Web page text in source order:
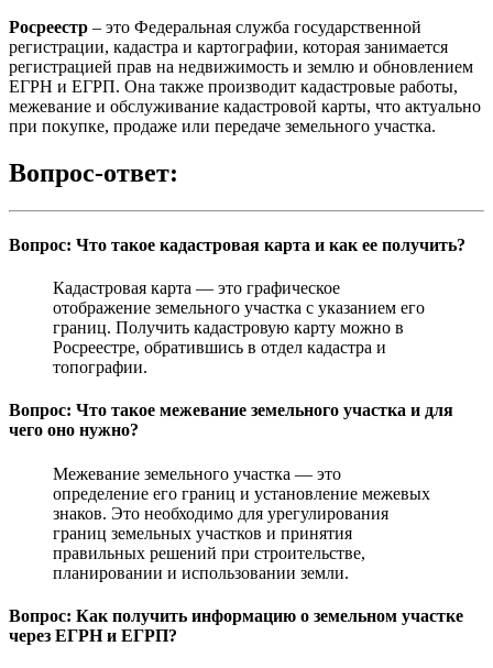
Росреестр – это Федеральная служба государственной
регистрации, кадастра и картографии, которая занимается
регистрацией прав на недвижимость и землю и обновлением
ЕГРН и ЕГРП. Она также производит кадастровые работы,
межевание и обслуживание кадастровой карты, что актуально
при покупке, продаже или передаче земельного участка.
Вопрос-ответ:
Вопрос: Что такое кадастровая карта и как ее получить?
Кадастровая карта — это графическое
отображение земельного участка с указанием его
границ. Получить кадастровую карту можно в
Росреестре, обратившись в отдел кадастра и
топографии.
Вопрос: Что такое межевание земельного участка и для
чего оно нужно?
Межевание земельного участка — это
определение его границ и установление межевых
знаков. Это необходимо для урегулирования
границ земельных участков и принятия
правильных решений при строительстве,
планировании и использовании земли.
Вопрос: Как получить информацию о земельном участке
через ЕГРН и ЕГРП?